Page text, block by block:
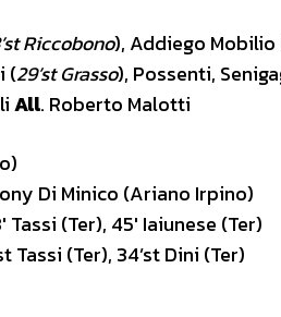
Riccobono), Addiego Mobilio
(29’st Grasso), Possenti,
All. Roberto Malotti
Di Minico (Ariano Irpino)
Tassi (Ter), 45′ Iaiunese (Ter)
Tassi (Ter), 34’st Dini (Ter)